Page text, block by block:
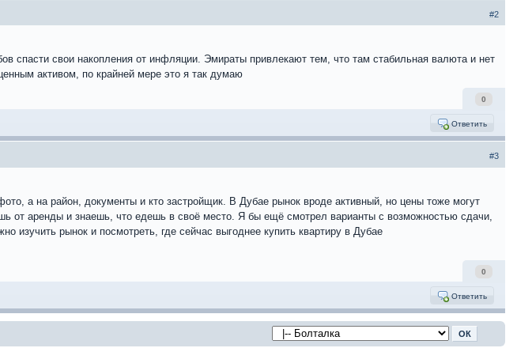
#2
спасти свои накопления от инфляции. Эмираты привлекают тем, что там стабильная валюта и нет
активом, по крайней мере это я так думаю
0
Ответить
#3
а на район, документы и кто застройщик. В Дубае рынок вроде активный, но цены тоже могут
от аренды и знаешь, что едешь в своё место. Я бы ещё смотрел варианты с возможностью сдачи,
изучить рынок и посмотреть, где сейчас выгоднее купить квартиру в Дубае
0
Ответить